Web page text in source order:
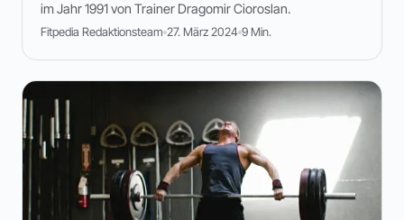
im Jahr 1991 von Trainer Dragomir Cioroslan.
Fitpedia Redaktionsteam 27. März 2024 9 Min.